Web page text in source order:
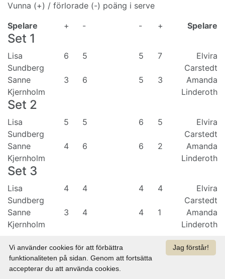
Vunna (+) / förlorade (-) poäng i serve
Spelare
+ - - + Spelare
Set 1
Lisa
Sundberg
6 5 5 7
Elvira
Carstedt
Sanne
Kjernholm
3 6 5 3
Amanda
Linderoth
Set 2
Lisa
Sundberg
5 5 6 5
Elvira
Carstedt
Sanne
Kjernholm
4 6 6 2
Amanda
Linderoth
Set 3
Lisa
Sundberg
4 4 4 4
Elvira
Carstedt
Sanne
Kjernholm
3 4 4 1
Amanda
Linderoth
Jag förstår!
Vi använder cookies för att förbättra
funktionaliteten på sidan. Genom att fortsätta
accepterar du att använda cookies.